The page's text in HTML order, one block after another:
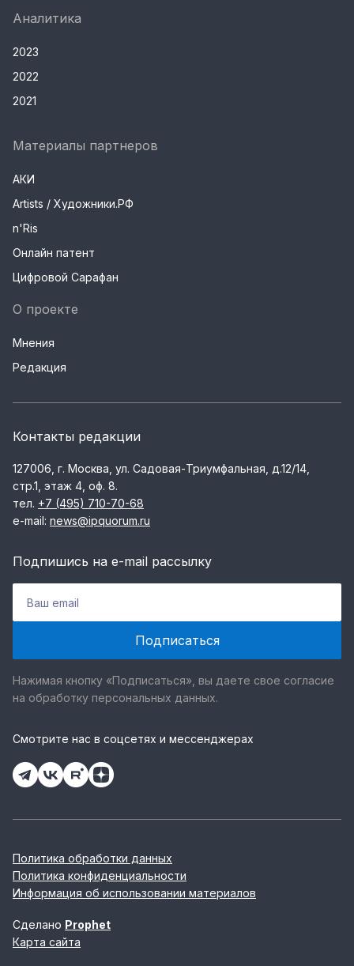
Аналитика
2023
2022
2021
Материалы партнеров
АКИ
Artists / Художники.РФ
n'Ris
Онлайн патент
Цифровой Сарафан
О проекте
Мнения
Редакция
Контакты редакции
127006, г. Москва, ул. Садовая-Триумфальная, д.12/14,
стр.1, этаж 4, оф. 8.
тел. +7 (495) 710-70-68
e-mail: news@ipquorum.ru
Подпишись на e-mail рассылку
Нажимая кнопку «Подписаться», вы даете свое согласие
на обработку персональных данных.
Смотрите нас в соцсетях и мессенджерах
Политика обработки данных
Политика конфиденциальности
Информация об использовании материалов
Сделано Prophet
Карта сайта